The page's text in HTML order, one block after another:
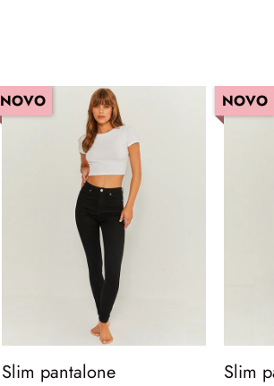
NOVO
Slim pantalone
NOVO
Slim